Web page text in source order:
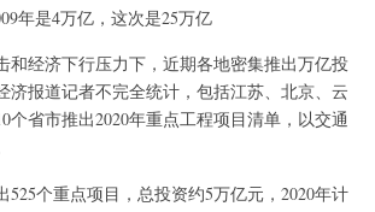
年是4万亿，这次是25万亿
和经济下行压力下，近期各地密集推出万亿投
济报道记者不完全统计，包括江苏、北京、云
个省市推出2020年重点工程项目清单，以交通
525个重点项目，总投资约5万亿元，2020年计